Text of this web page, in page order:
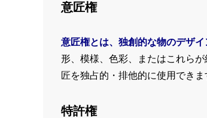
意匠権
意匠権とは、独創的な物のデザ
形、模様、色彩、またはこれら
匠を独占的・排他的に使用でき
特許権